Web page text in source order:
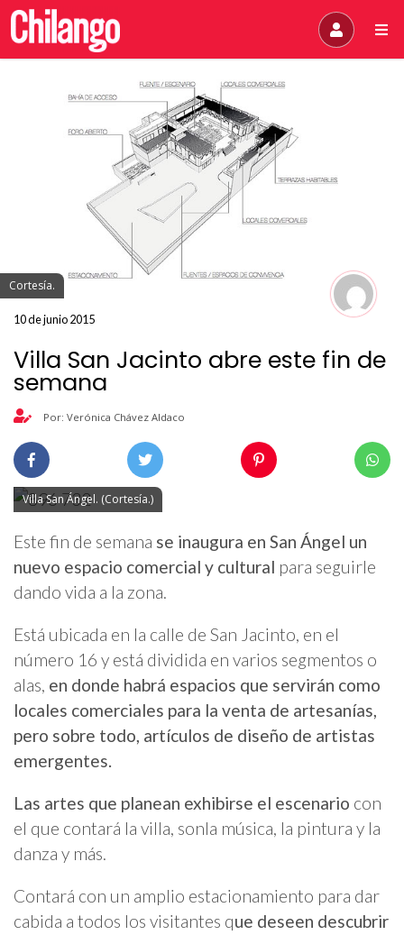
Cortesía.
10 de junio 2015
Villa San Jacinto abre este fin de
semana
Por: Verónica Chávez Aldaco
Villa San Ángel. (Cortesía.)
Este fin de semana se inaugura en San Ángel un
nuevo espacio comercial y cultural para seguirle
dando vida a la zona.
Está ubicada en la calle de San Jacinto, en el
número 16 y está dividida en varios segmentos o
alas, en donde habrá espacios que servirán como
locales comerciales para la venta de artesanías,
pero sobre todo, artículos de diseño de artistas
emergentes.
Las artes que planean exhibirse el escenario con
el que contará la villa, sonla música, la pintura y la
danza y más.
Contará con un amplio estacionamiento para dar
cabida a todos los visitantes que deseen descubrir